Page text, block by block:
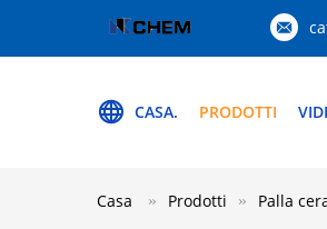
CASA. PRODOTTI
Casa Prodotti Palla